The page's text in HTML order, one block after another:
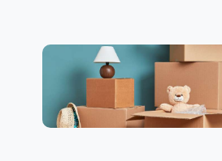
National
Möbeltransport